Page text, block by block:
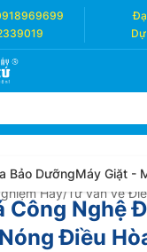
Bảo DưỡngMáy Giặt -
Hay/Tư vấn về
Công Nghệ
Điều